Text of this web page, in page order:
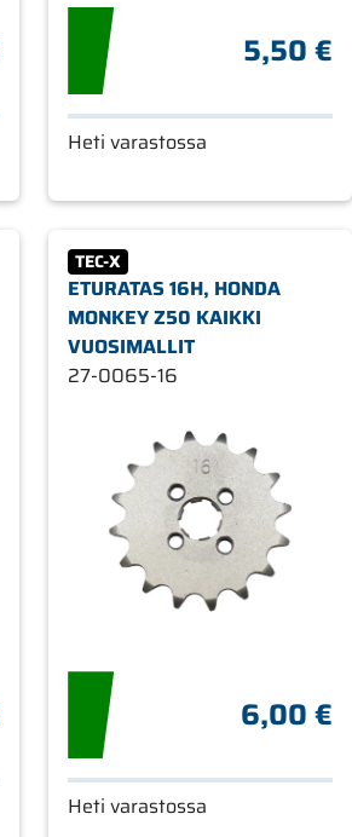
5,50 €
Heti varastossa
TEC-X
ETURATAS 16H, HONDA
MONKEY Z50 KAIKKI
VUOSIMALLIT
27-0065-16
6,00 €
Heti varastossa